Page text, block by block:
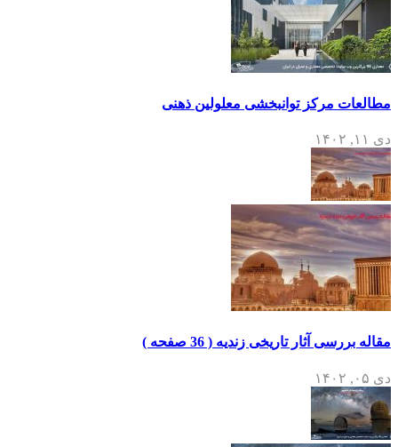
مطالعات مرکز توانبخشی معلولین ذهنی
دی ۱۱, ۱۴۰۲
مقاله بررسی آثار تاریخی زندیه ( 36 صفحه )
دی ۰۵, ۱۴۰۲